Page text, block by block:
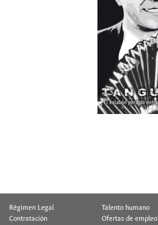
Régimen Legal
Talento humano
Contratación
Ofertas de empleo